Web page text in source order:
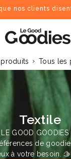
nos clients disent
:Supprimer
populaires
totebag gobelet
♻️
› Tous les
Textile
LE GOOD
de
à votre besoin.